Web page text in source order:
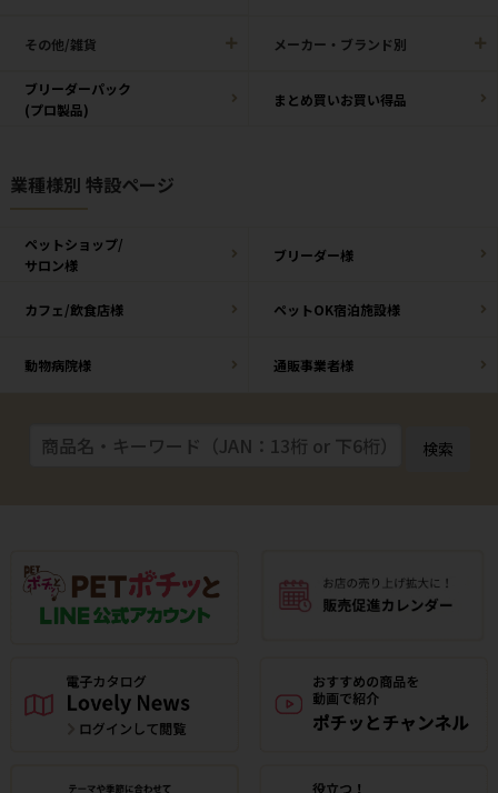
その他/雑貨 メーカー・ブランド別
ブリーダーパック
(プロ製品)
まとめ買いお買い得品
業種様別 特設ページ
ペットショップ/
サロン様
ブリーダー様
カフェ/飲食店様 ペットOK宿泊施設様
動物病院様 通販事業者様
検索